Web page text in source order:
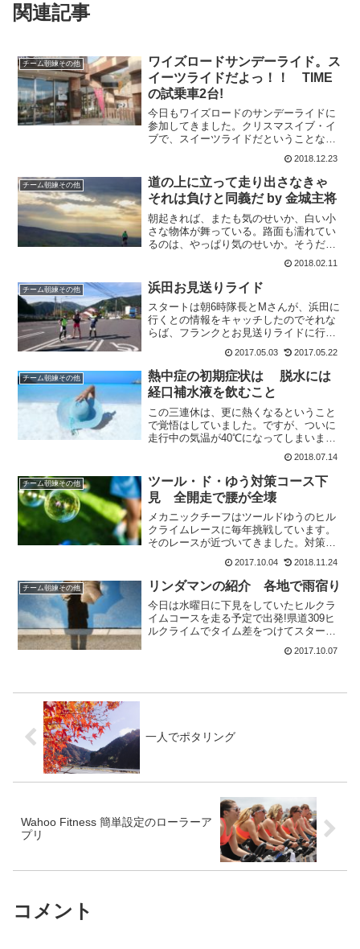
関連記事
チーム朝練その他
ワイズロードサンデーライド。ス
イーツライドだよっ！！ TIME
の試乗車2台!
今日もワイズロードのサンデーライドに
参加してきました。クリスマスイブ・イ
ブで、スイーツライドだということなの
で楽しみにしてました。行ったのはポエ
ムの本社。母恵夢という瀬戸内名菓のお
菓子で名前は良く知ってました。ですが
まさか、本社が近くにある...
2018.12.23
チーム朝練その他
道の上に立って走り出さなきゃ
それは負けと同義だ by 金城主将
朝起きれば、またも気のせいか、白い小
さな物体が舞っている。路面も濡れてい
るのは、やっぱり気のせいか。そうだ気
のせいだ。道の上に立って走り出さなき
ゃ それは負けと同義だby 金城主将の言
葉にそって走り出すことに。雪装備でで
かける白い物体が舞っ...
2018.02.11
チーム朝練その他 浜田お見送りライド
スタートは朝6時隊長とMさんが、浜田に
行くとの情報をキャッチしたのでそれな
らば、フランクとお見送りライドに行く
べきではないかと思い三角公園に6時集
合。高瀬堰で待つというフランクも三角
公園まで来てくれました (‘-‘*)ｵﾊﾖ♪気温
は10℃。...
2017.05.03 2017.05.22
チーム朝練その他
熱中症の初期症状は 脱水には
経口補水液を飲むこと
この三連休は、更に熱くなるということ
で覚悟はしていました。ですが、ついに
走行中の気温が40℃になってしまいまし
た。真夏でも大体38℃くらいが一番暑い
くらいかと思ってましたら40℃とは。今
日は倒れないための注意点などを考えて
みました。スタート...
2018.07.14
チーム朝練その他
ツール・ド・ゆう対策コース下
見 全開走で腰が全壊
メカニックチーフはツールドゆうのヒル
クライムレースに毎年挑戦しています。
そのレースが近づいてきました。対策と
十数年ぶりにある県道の峠を走ってみま
した。私は登りには全然興味ありませ
ん。その後の下り平坦基調の...
2017.10.04 2018.11.24
チーム朝練その他 リンダマンの紹介 各地で雨宿り
今日は水曜日に下見をしていたヒルクラ
イムコースを走る予定で出発!県道309ヒ
ルクライムでタイム差をつけてスター
ト。そして第1回目のタイムを計ってそれ
を指標にしてヒルクライム能力の向上を
2017.10.07
一人でポタリング
Wahoo Fitness 簡単設定のローラーア
プリ
コメント